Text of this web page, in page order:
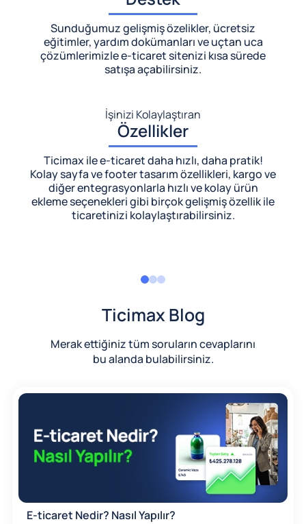
Sunduğumuz gelişmiş özelikler, ücretsiz
eğitimler, yardım dokümanları ve uçtan uca
çözümlerimizlee-ticaret sitenizi kısa sürede
satışa açabilirsiniz.
İşinizi Kolaylaştıran
Özellikler
Ticimax ile e-ticaret daha hızlı, daha pratik!
Kolay sayfa ve footer tasarım özellikleri, kargo ve
diğer entegrasyonlarla hızlı ve kolay ürün
ekleme seçenekleri gibi birçok gelişmiş özellik ile
ticaretinizi kolaylaştırabilirsiniz.
Ticimax Blog
Merak ettiğiniz tüm soruların cevaplarını
bu alanda bulabilirsiniz.
E-ticaret Nedir? Nasıl Yapılır?